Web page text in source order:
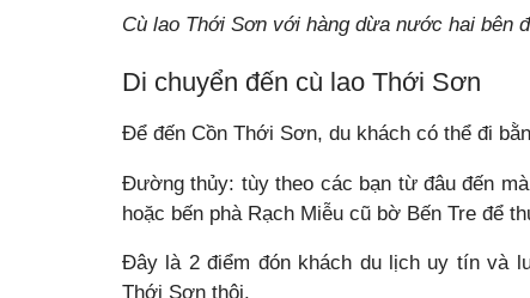
Cù lao Thới Sơn với hàng dừa nước hai bên
Di chuyển đến cù lao Thới Sơn
Để đến Cồn Thới Sơn, du khách có thể đi
Đường thủy: tùy theo các bạn từ đâu đến
hoặc bến phà Rạch Miễu cũ bờ Bến Tre để
Đây là 2 điểm đón khách du lịch uy tín và
Thới Sơn thôi.